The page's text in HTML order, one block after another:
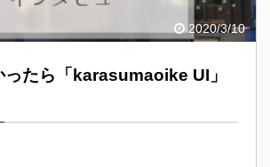
2020/3/10
ったら「karasumaoike UI」